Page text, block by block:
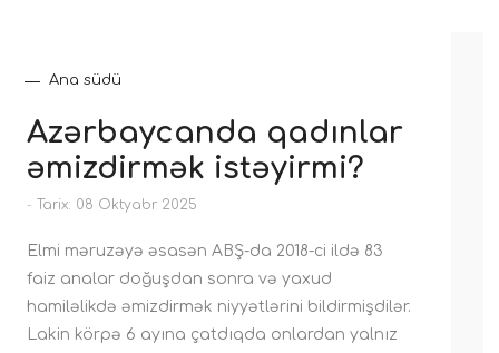
Ana südü
Azərbaycanda qadınlar
əmizdirmək istəyirmi?
- Tarix: 08 Oktyabr 2025
Elmi məruzəyə əsasən ABŞ-da 2018-ci ildə 83
faiz analar doğuşdan sonra və yaxud
hamiləlikdə əmizdirmək niyyətlərini bildirmişdilər.
Lakin körpə 6 ayına çatdıqda onlardan yalnız